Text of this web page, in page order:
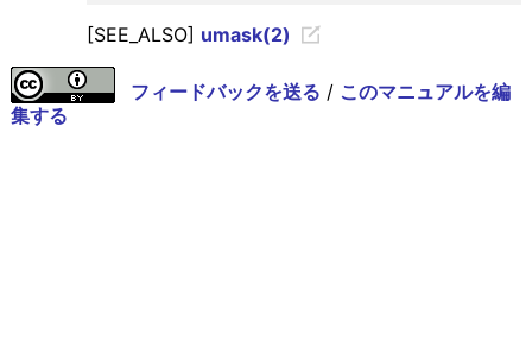
[SEE_ALSO] umask(2)
フィードバックを送る / このマニュアルを編
集する